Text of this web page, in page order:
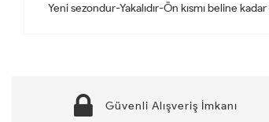
Yeni sezondur-Yakalıdır-Ön kısmı beline
Güvenli Alışveriş İmkanı